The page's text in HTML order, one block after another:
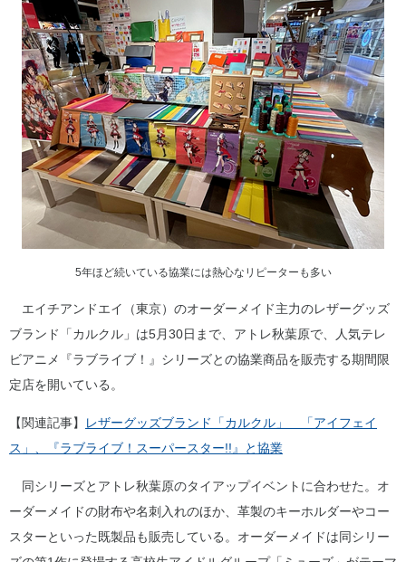
5年ほど続いている協業には熱心なリピーターも多い
エイチアンドエイ（東京）のオーダーメイド主力のレザーグッズ
ブランド「カルクル」は5月30日まで、アトレ秋葉原で、人気テレ
ビアニメ『ラブライブ！』シリーズとの協業商品を販売する期間限
定店を開いている。
【関連記事】
レザーグッズブランド「カルクル」 「アイフェイ
ス」、『ラブライブ！スーパースター!!』と協業
同シリーズとアトレ秋葉原のタイアップイベントに合わせた。オ
ーダーメイドの財布や名刺入れのほか、革製のキーホルダーやコー
スターといった既製品も販売している。オーダーメイドは同シリー